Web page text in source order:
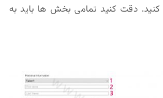
دقت کنید تمامی بخش ها باید به